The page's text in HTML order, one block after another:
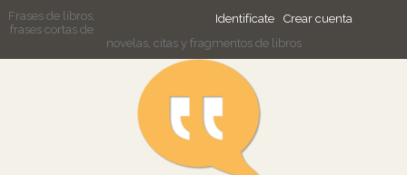
Identifícate Crear cuenta
Frases de libros,
frases cortas de
novelas, citas y fragmentos de libros